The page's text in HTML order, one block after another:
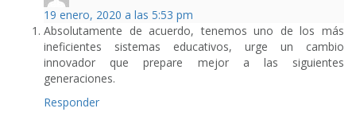
19 enero, 2020 a las 5:53 pm
Absolutamente de acuerdo, tenemos uno de los más
ineficientes sistemas educativos, urge un cambio
innovador que prepare mejor a las siguientes
generaciones.
Responder